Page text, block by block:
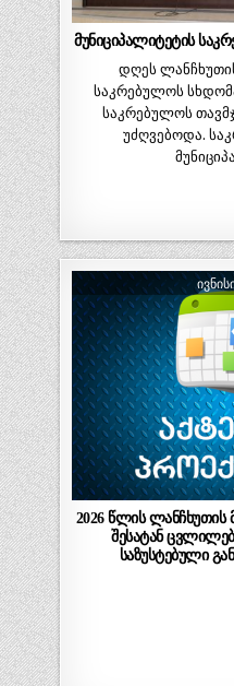
მუნიციპალიტეტის
დღეს
საკრებულოს
საკრებულოს
უძღვებოდა.
2026 წლის ლანჩხუთის
შესატან
საზუსტებული